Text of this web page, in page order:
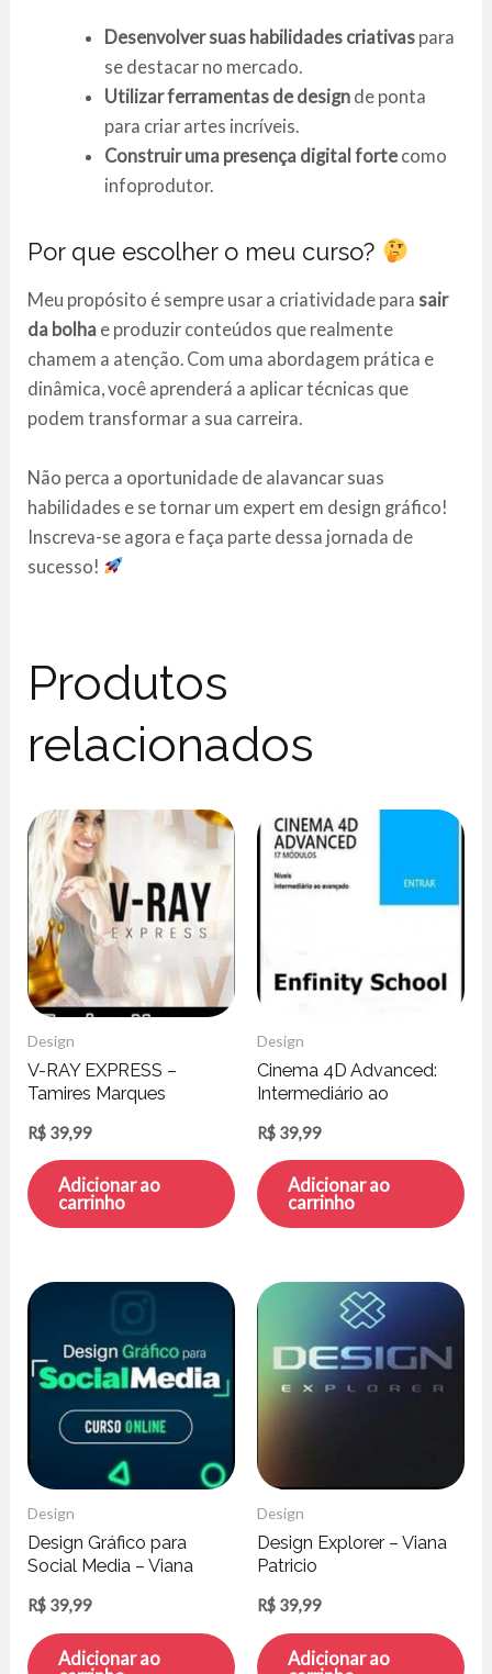
Desenvolver suas habilidades criativaspara
se destacar no mercado.
Utilizar ferramentas de designde ponta
para criar artes incríveis.
Construir uma presença digital fortecomo
infoprodutor.
Por que escolher o meu curso?
Meu propósito é sempre usar a criatividade para sair
da bolha e produzir conteúdos que realmente
chamem a atenção. Com uma abordagem prática e
dinâmica, você aprenderá a aplicar técnicas que
podem transformar a sua carreira.
Não perca a oportunidade de alavancar suas
habilidades e se tornar um expert em design gráfico!
Inscreva-se agora e faça parte dessa jornada de
sucesso!
Produtos
relacionados
Design
V-RAY EXPRESS –
Tamires Marques
R$ 39,99
Adicionar ao
carrinho
Design
Cinema 4D Advanced:
Intermediário ao
R$ 39,99
Adicionar ao
carrinho
Design
Design Gráfico para
Social Media – Viana
R$ 39,99
Adicionar ao
Design
Design Explorer – Viana
Patricio
R$ 39,99
Adicionar ao